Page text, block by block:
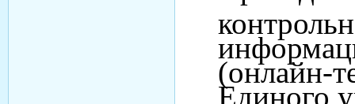
(онлайн-
Единого